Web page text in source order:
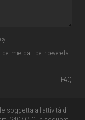
miei dati per ricevere la
FAQ
soggetta all'attività di